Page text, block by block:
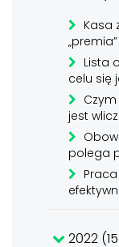
Kasa
Lista
celu się
jest
polega
2022